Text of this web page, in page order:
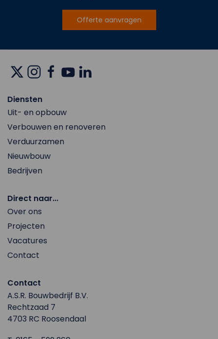
Offerte aanvragen
Diensten
Uit- en opbouw
Verbouwen en renoveren
Verduurzamen
Nieuwbouw
Bedrijven
Direct naar...
Over ons
Projecten
Vacatures
Contact
Contact
A.S.R. Bouwbedrijf B.V.
Rechtzaad 7
4703 RC Roosendaal